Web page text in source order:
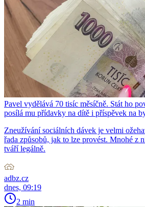
Pavel vydělává 70 tisíc měsíčně. Stát ho
posílá mu přídavky na dítě i příspěvek na
Zneužívání sociálních dávek je velmi
řada způsobů, jak to lze provést. Mnohé z
tváří legálně.
adbz.cz
dnes, 09:19
2 min